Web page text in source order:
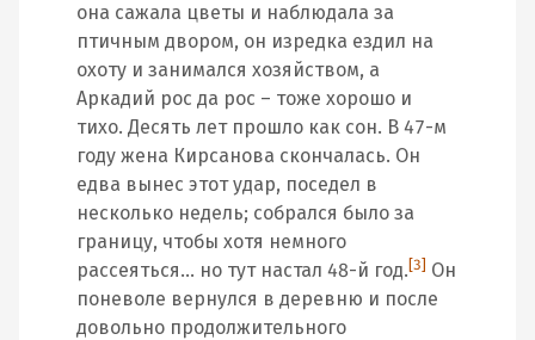
она сажала цветы и наблюдала за
птичным двором, он изредка ездил на
охоту и занимался хозяйством, а
Аркадий рос да рос – тоже хорошо и
тихо. Десять лет прошло как сон. В 47-м
году жена Кирсанова скончалась. Он
едва вынес этот удар, поседел в
несколько недель; собрался было за
границу, чтобы хотя немного
рассеяться… но тут настал 48-й год. [3]
Он
поневоле вернулся в деревню и после
довольно продолжительного